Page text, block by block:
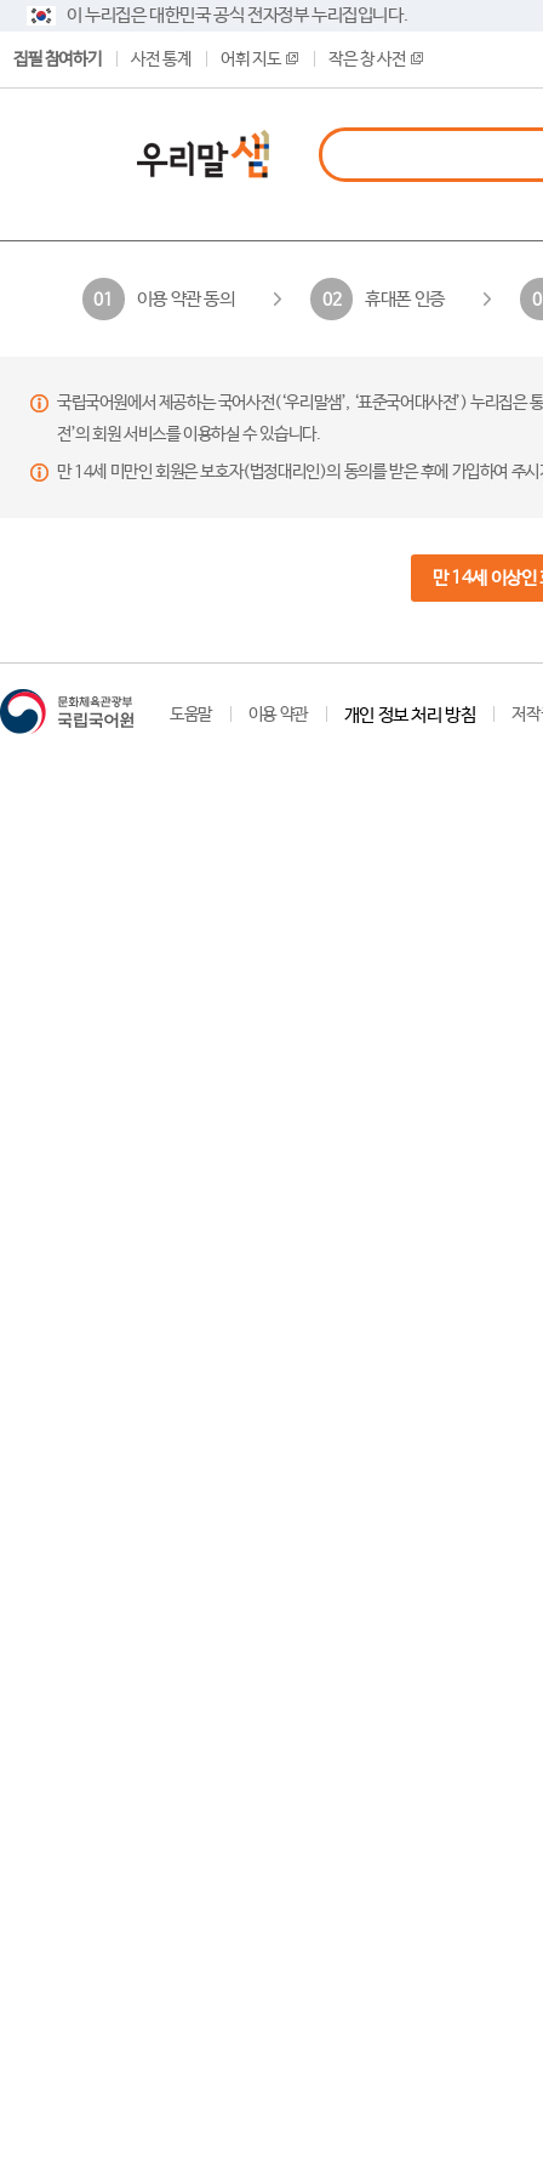
이 누리집은 대한민국 공식 전자정부 누리집입니다.
집필 참여하기 사전 통계 어휘 지도 작은 창 사전
01 이용 약관 동의 02 휴대폰 인증
국립국어원에서 제공하는 국어사전(‘우리말샘’, ‘표준국어대사전’) 누리집
전’의 회원 서비스를 이용하실 수 있습니다.
만 14세 미만인 회원은 보호자(법정대리인)의 동의를 받은 후에 가입하여 주
만 14세 이상인
도움말 이용 약관 개인 정보 처리 방침 저